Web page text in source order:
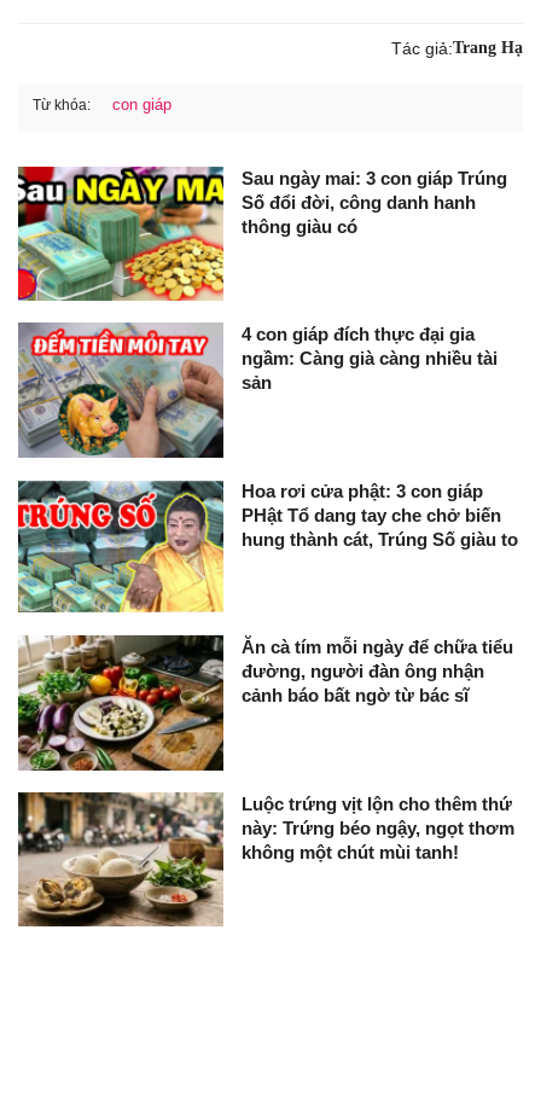
Tác giả:Trang Hạ
Từ khóa: con giáp
Sau ngày mai: 3 con giáp Trúng
Số đổi đời, công danh hanh
thông giàu có
4 con giáp đích thực đại gia
ngầm: Càng già càng nhiều tài
sản
Hoa rơi cửa phật: 3 con giáp
PHật Tổ dang tay che chở biến
hung thành cát, Trúng Số giàu to
Ăn cà tím mỗi ngày để chữa tiểu
đường, người đàn ông nhận
cảnh báo bất ngờ từ bác sĩ
Luộc trứng vịt lộn cho thêm thứ
này: Trứng béo ngậy, ngọt thơm
không một chút mùi tanh!